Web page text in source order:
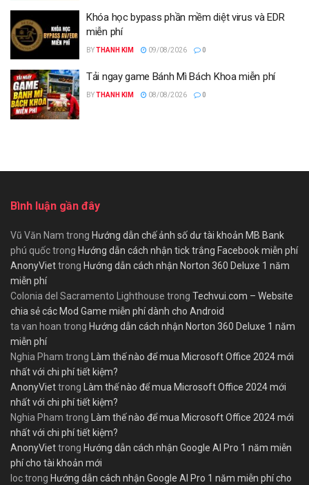
Khóa học bypass phần mềm diệt virus và EDR
miễn phí
BYTHANH KIM 09/08/2026 0
Tải ngay game Bánh Mì Bách Khoa miễn phí
BYTHANH KIM 08/08/2026 0
Bình luận gần đây
Vũ Văn Nam trong Hướng dẫn chế ảnh số dư tài khoản MB Bank
phú quốctrong Hướng dẫn cách nhận tick trắng Facebook miễn phí
AnonyViettrong Hướng dẫn cách nhận Norton 360 Deluxe 1 năm
miễn phí
Colonia del Sacramento Lighthouse trong Techvui.com – Website
chia sẻ các Mod Game miễn phí dành cho Android
ta van hoan trong Hướng dẫn cách nhận Norton 360 Deluxe 1 năm
miễn phí
Nghia Pham trong Làm thế nào để mua Microsoft Office 2024 mới
nhất với chi phí tiết kiệm?
AnonyViettrong Làm thế nào để mua Microsoft Office 2024 mới
nhất với chi phí tiết kiệm?
Nghia Pham trong Làm thế nào để mua Microsoft Office 2024 mới
nhất với chi phí tiết kiệm?
AnonyViettrong Hướng dẫn cách nhận Google AI Pro 1 năm miễn
phí cho tài khoản mới
loctrong Hướng dẫn cách nhận Google AI Pro 1 năm miễn phí cho